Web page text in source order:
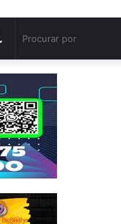
Switch